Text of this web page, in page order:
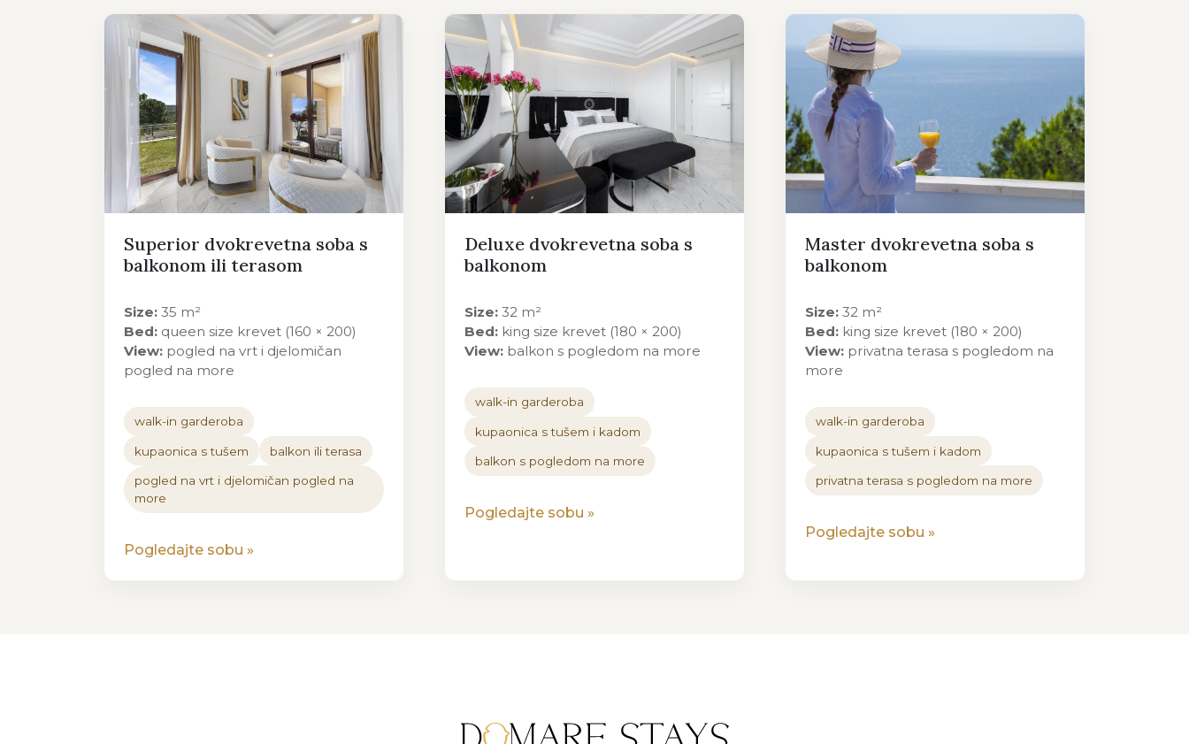
Superior dvokrevetna soba s
balkonom ili terasom
Size: 35 m²
Bed: queen size krevet (160 × 200)
View: pogled na vrt i djelomičan
pogled na more
walk-in garderoba
kupaonica s tušem balkon ili terasa
pogled na vrt i djelomičan pogled na
more
Pogledajte sobu »
Deluxe dvokrevetna soba s
balkonom
Size: 32 m²
Bed: king size krevet (180 × 200)
View: balkon s pogledom na more
walk-in garderoba
kupaonica s tušem i kadom
balkon s pogledom na more
Pogledajte sobu »
Master dvokrevetna soba s
balkonom
Size: 32 m²
Bed: king size krevet (180 × 200)
View: privatna terasa s pogledom na
more
walk-in garderoba
kupaonica s tušem i kadom
privatna terasa s pogledom na more
Pogledajte sobu »